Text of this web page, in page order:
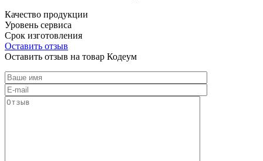
Качество продукции
Уровень сервиса
Срок изготовления
Оставить отзыв
Оставить отзыв на товар Кодеум